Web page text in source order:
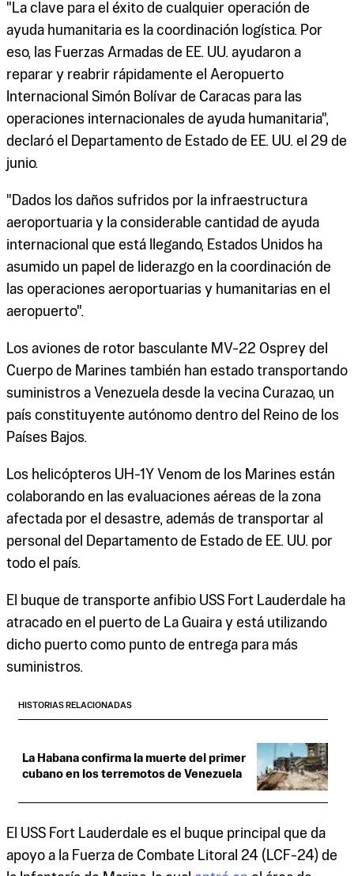
"La clave para el éxito de cualquier operación de
ayuda humanitaria es la coordinación logística. Por
eso, las Fuerzas Armadas de EE. UU. ayudaron a
reparar y reabrir rápidamente el Aeropuerto
Internacional Simón Bolívar de Caracas para las
operaciones internacionales de ayuda humanitaria",
declaró el Departamento de Estado de EE. UU. el 29 de
junio.
"Dados los daños sufridos por la infraestructura
aeroportuaria y la considerable cantidad de ayuda
internacional que está llegando, Estados Unidos ha
asumido un papel de liderazgo en la coordinación de
las operaciones aeroportuarias y humanitarias en el
aeropuerto".
Los aviones de rotor basculante MV-22 Osprey del
Cuerpo de Marines también han estado transportando
suministros a Venezuela desde la vecina Curazao, un
país constituyente autónomo dentro del Reino de los
Países Bajos.
Los helicópteros UH-1Y Venom de los Marines están
colaborando en las evaluaciones aéreas de la zona
afectada por el desastre, además de transportar al
personal del Departamento de Estado de EE. UU. por
todo el país.
El buque de transporte anfibio USS Fort Lauderdale ha
atracado en el puerto de La Guaira y está utilizando
dicho puerto como punto de entrega para más
suministros.
HISTORIAS RELACIONADAS
La Habana confirma la muerte del primer
cubano en los terremotos de Venezuela
El USS Fort Lauderdale es el buque principal que da
apoyo a la Fuerza de Combate Litoral 24 (LCF-24) de